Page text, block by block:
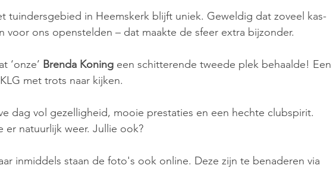
tuindersgebied in Heemskerk blijft uniek. Geweldig dat zoveel kas-
voor ons openstelden – dat maakte de sfeer extra bijzonder.
‘onze’ Brenda Koning een schitterende tweede plek behaalde! Een
met trots naar kijken.
dag vol gezelligheid, mooie prestaties en een hechte clubspirit.
er natuurlijk weer. Jullie ook?
inmiddels staan de foto's ook online. Deze zijn te benaderen via